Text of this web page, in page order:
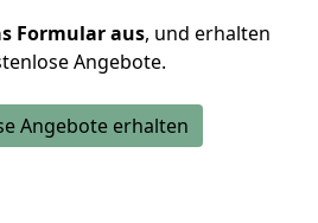
Formular aus, und erhalten
Angebote.
Angebote erhalten